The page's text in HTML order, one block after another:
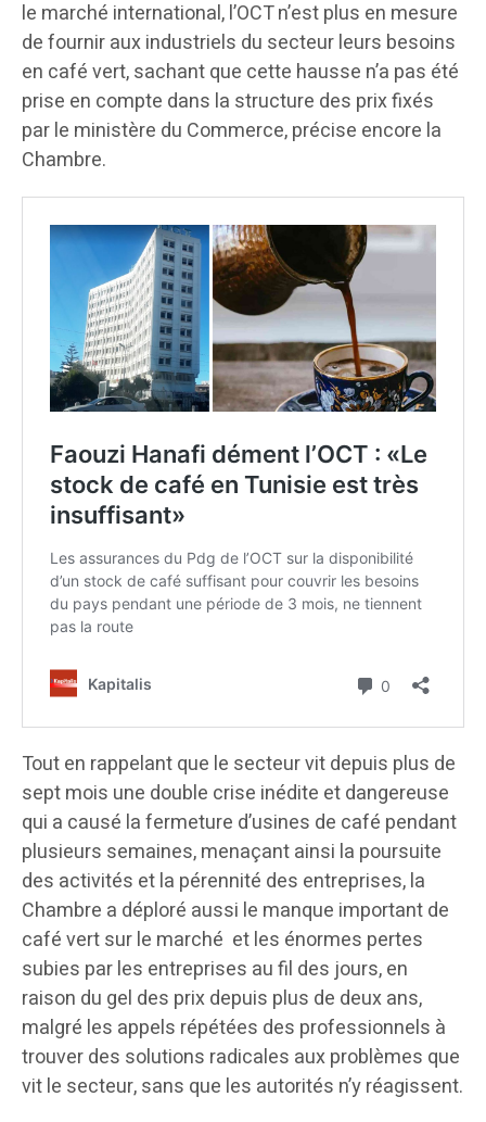
le marché international, l’OCT n’est plus en mesure
de fournir aux industriels du secteur leurs besoins
en café vert, sachant que cette hausse n’a pas été
prise en compte dans la structure des prix fixés
par le ministère du Commerce, précise encore la
Chambre.
Tout en rappelant que le secteur vit depuis plus de
sept mois une double crise inédite et dangereuse
qui a causé la fermeture d’usines de café pendant
plusieurs semaines, menaçant ainsi la poursuite
des activités et la pérennité des entreprises, la
Chambre a déploré aussi le manque important de
café vert sur le marché et les énormes pertes
subies par les entreprises au fil des jours, en
raison du gel des prix depuis plus de deux ans,
malgré les appels répétées des professionnels à
trouver des solutions radicales aux problèmes que
vit le secteur, sans que les autorités n’y réagissent.